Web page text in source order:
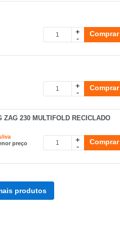
+
-
Comprar
+
-
Comprar
230 MULTIFOLD RECICLADO
iva
preço
+
-
Comprar
produtos